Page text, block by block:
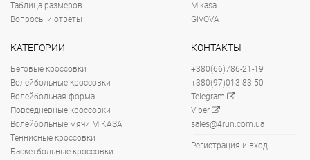
Таблица размеров
Вопросы и ответы
Mikasa
GIVOVA
КАТЕГОРИИ
Беговые кроссовки
Волейбольные кроссовки
Волейбольная форма
Повседневные кроссовки
Волейбольные мячи MIKASA
Теннисные кроссовки
Баскетбольные кроссовки
КОНТАКТЫ
+380(66)786-21-19
+380(97)013-83-50
Telegram
Viber
sales@4run.com.ua
Регистрация и вход